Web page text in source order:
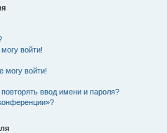
войти!
могу войти!
ввод имени и пароля?